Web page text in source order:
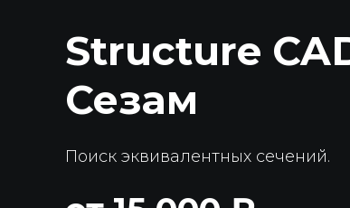
Structure
Сезам
Поиск эквивалентных сечений.